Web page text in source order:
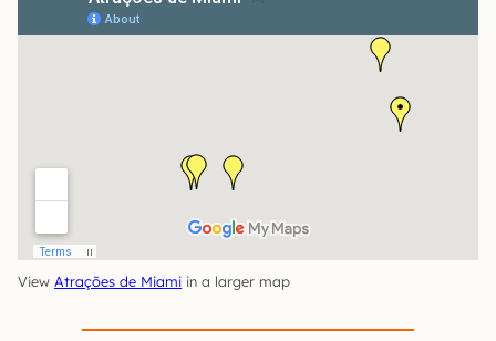
View Atrações de Miami in a larger map